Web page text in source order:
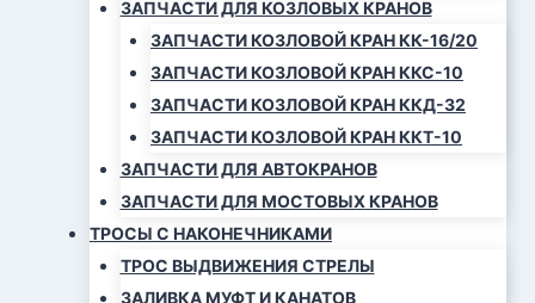
ЗАПЧАСТИ ДЛЯ КОЗЛОВЫХ КРАНОВ
ЗАПЧАСТИ КОЗЛОВОЙ КРАН КК-16/20
ЗАПЧАСТИ КОЗЛОВОЙ КРАН ККС-10
ЗАПЧАСТИ КОЗЛОВОЙ КРАН ККД-32
ЗАПЧАСТИ КОЗЛОВОЙ КРАН ККТ-10
ЗАПЧАСТИ ДЛЯ АВТОКРАНОВ
ЗАПЧАСТИ ДЛЯ МОСТОВЫХ КРАНОВ
ТРОСЫ С НАКОНЕЧНИКАМИ
ТРОС ВЫДВИЖЕНИЯ СТРЕЛЫ
ЗАЛИВКА МУФТ И КАНАТОВ